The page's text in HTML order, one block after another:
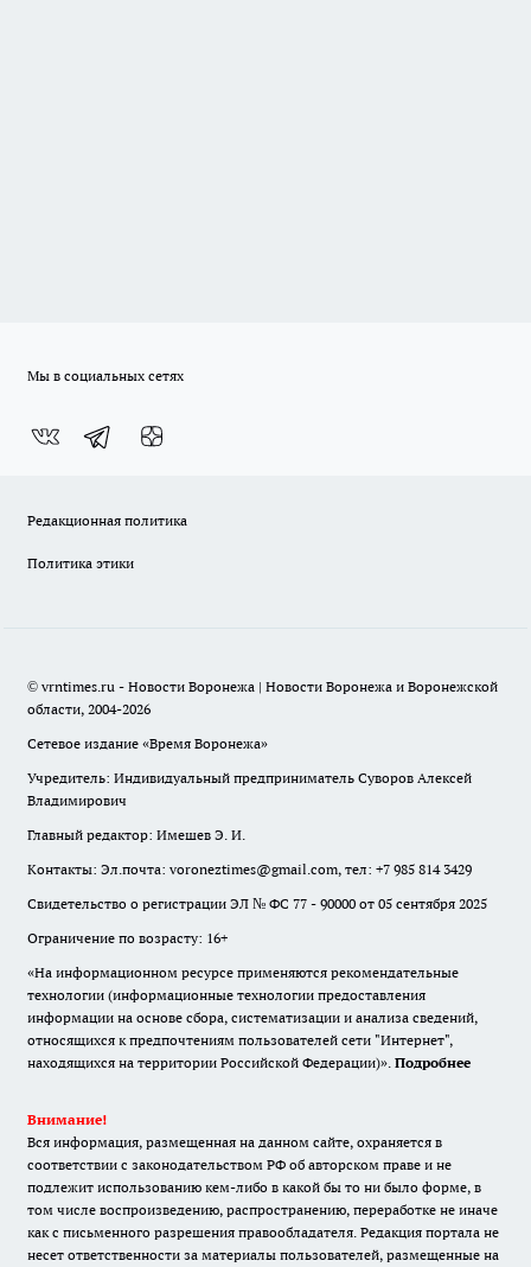
Мы в социальных сетях
Редакционная политика
Политика этики
© vrntimes.ru - Новости Воронежа | Новости Воронежа и Воронежской
области, 2004-2026
Сетевое издание «Время Воронежа»
Учредитель: Индивидуальный предприниматель Суворов Алексей
Владимирович
Главный редактор: Имешев Э. И.
Контакты: Эл.почта: voroneztimes@gmail.com, тел: +7 985 814 3429
Свидетельство о регистрации ЭЛ № ФС 77 - 90000 от 05 сентября 2025
Ограничение по возрасту: 16+
«На информационном ресурсе применяются рекомендательные
технологии (информационные технологии предоставления
информации на основе сбора, систематизации и анализа сведений,
относящихся к предпочтениям пользователей сети "Интернет",
находящихся на территории Российской Федерации)». Подробнее
Внимание!
Вся информация, размещенная на данном сайте, охраняется в
соответствии с законодательством РФ об авторском праве и не
подлежит использованию кем-либо в какой бы то ни было форме, в
том числе воспроизведению, распространению, переработке не иначе
как с письменного разрешения правообладателя. Редакция портала не
несет ответственности за материалы пользователей, размещенные на